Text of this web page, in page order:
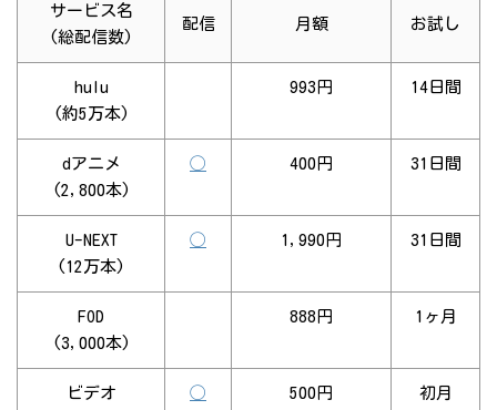
サービス名
(総配信数)
配信 月額 お試し
hulu
(約5万本)
993円 14日間
dアニメ
(2,800本)
◯ 400円 31日間
U-NEXT
(12万本)
◯ 1,990円 31日間
FOD
(3,000本)
888円 1ヶ月
ビデオ
◯
500円
初月